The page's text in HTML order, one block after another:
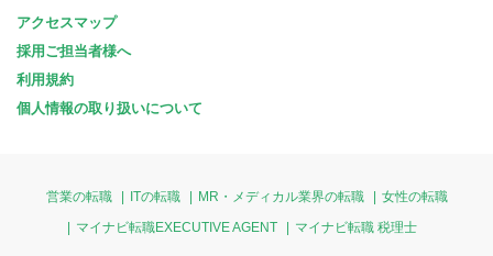
アクセスマップ
採用ご担当者様へ
利用規約
個人情報の取り扱いについて
営業の転職 ITの転職 MR・メディカル業界の転職
女性の転職
マイナビ転職EXECUTIVE AGENT
マイナビ転職 税理士